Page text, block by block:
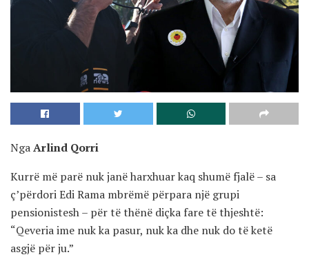
NgaArlind Qorri
Kurrë më parë nuk janë harxhuar kaq shumë fjalë – sa
ç’përdori Edi Rama mbrëmë përpara një grupi
pensionistesh – për të thënë diçka fare të thjeshtë:
“Qeveria ime nuk ka pasur, nuk ka dhe nuk do të ketë
asgjë për ju.”